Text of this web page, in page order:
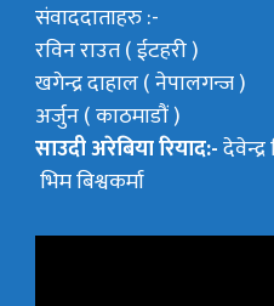
संवाददाताहरु :-
रविन राउत ( ईटहरी )
खगेन्द्र दाहाल ( नेपालगन्ज )
अर्जुन ( काठमाडौं )
साउदी अरेबिया रियाद:-देवेन्द्र
भिम बिश्वकर्मा